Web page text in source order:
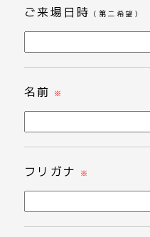
ご来場日時 （第二希望）
名前 ※
フリガナ ※